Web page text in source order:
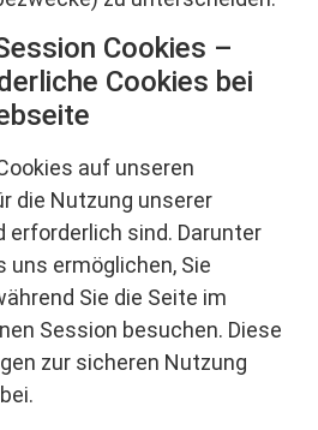
Cookies –
Cookies bei
auf unseren
die Nutzung unserer
erforderlich sind. Darunter
uns ermöglichen, Sie
Sie die Seite im
Session besuchen. Diese
zur sicheren Nutzung